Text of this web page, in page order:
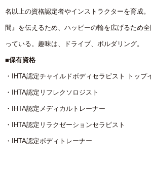
名以上の資格認定者やインストラクターを育成
間』を伝えるため、ハッピーの輪を広げるため
っている。趣味は、ドライブ、ボルダリング。
■保有資格
・IHTA認定チャイルドボディセラピスト トップ
・IHTA認定リフレクソロジスト
・IHTA認定メディカルトレーナー
・IHTA認定リラクゼーションセラピスト
・IHTA認定ボディトレーナー